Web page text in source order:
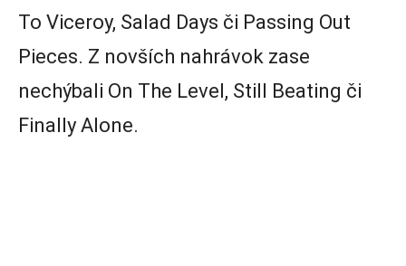
To Viceroy, Salad Days či Passing Out
Pieces. Z novších nahrávok zase
nechýbali On The Level, Still Beating či
Finally Alone.